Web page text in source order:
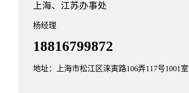
上海、江苏办事处
杨经理
18816799872
地址：上海市松江区涞寅路106弄117号1001室